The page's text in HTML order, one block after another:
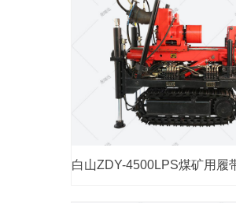
白山ZDY-4500LPS煤矿用履